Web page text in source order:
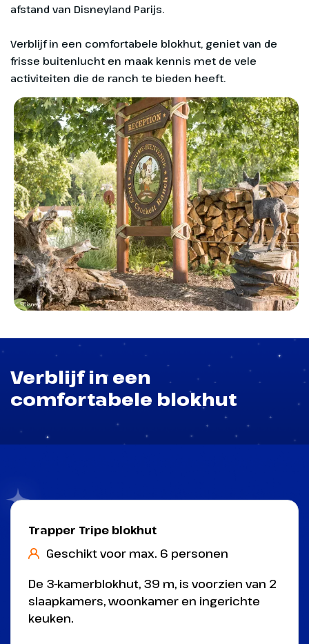
afstand van Disneyland Parijs.
Verblijf in een comfortabele blokhut, geniet van de
frisse buitenlucht en maak kennis met de vele
activiteiten die de ranch te bieden heeft.
Verblijf in een
comfortabele blokhut
Trapper Tripe blokhut
Geschikt voor max. 6 personen
De 3-kamerblokhut, 39 m, is voorzien van 2
slaapkamers, woonkamer en ingerichte
keuken.